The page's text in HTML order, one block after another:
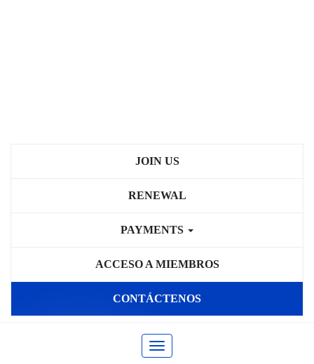
JOIN US
RENEWAL
PAYMENTS
ACCESO A MIEMBROS
CONTÁCTENOS
Toggle navigation